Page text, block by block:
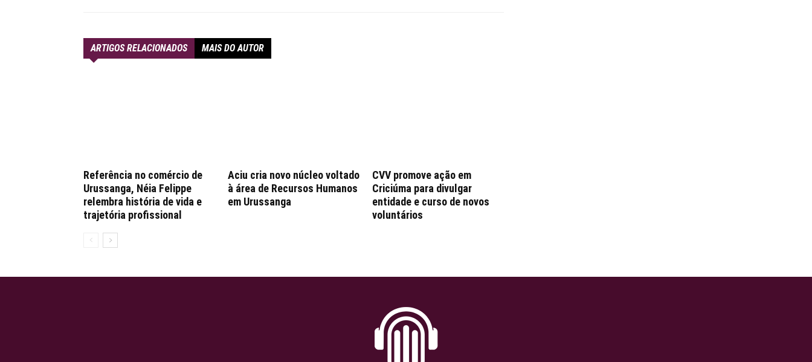
ARTIGOS RELACIONADOS MAIS DO AUTOR
Referência no comércio de
Urussanga, Néia Felippe
relembra história de vida e
trajetória profissional
Aciu cria novo núcleo voltado
à área de Recursos Humanos
em Urussanga
CVV promove ação em
Criciúma para divulgar
entidade e curso de novos
voluntários